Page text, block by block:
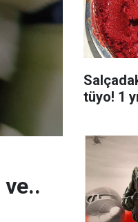
tüyo! 1